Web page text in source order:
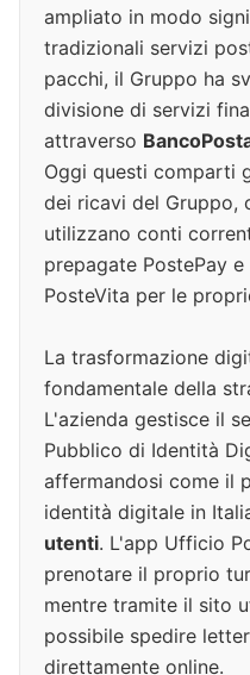
ampliato in modo
tradizionali servizi
pacchi, il Gruppo ha
divisione di servizi
attraverso
Oggi questi comparti
dei ricavi del Gruppo,
utilizzano conti
prepagate PostePay
PosteVita per le
La trasformazione
fondamentale della
L'azienda gestisce il
Pubblico di Identità
affermandosi come il
identità digitale in
utenti. L'app Ufficio
prenotare il proprio
mentre tramite il sito
possibile spedire
direttamente online.